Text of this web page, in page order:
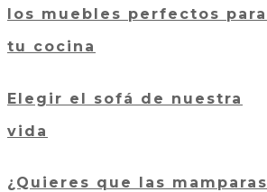
los muebles perfectos para
tu cocina
Elegir el sofá de nuestra
vida
¿Quieres que las mamparas